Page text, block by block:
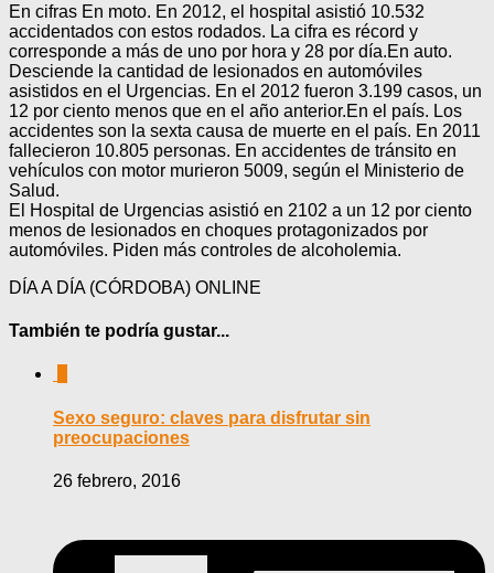
En cifras En moto. En 2012, el hospital asistió 10.532
accidentados con estos rodados. La cifra es récord y
corresponde a más de uno por hora y 28 por día.En auto.
Desciende la cantidad de lesionados en automóviles
asistidos en el Urgencias. En el 2012 fueron 3.199 casos, un
12 por ciento menos que en el año anterior.En el país. Los
accidentes son la sexta causa de muerte en el país. En 2011
fallecieron 10.805 personas. En accidentes de tránsito en
vehículos con motor murieron 5009, según el Ministerio de
Salud.
El Hospital de Urgencias asistió en 2102 a un 12 por ciento
menos de lesionados en choques protagonizados por
automóviles. Piden más controles de alcoholemia.
DÍA A DÍA (CÓRDOBA) ONLINE
También te podría gustar...
Sexo seguro: claves para disfrutar sin
preocupaciones
26 febrero, 2016